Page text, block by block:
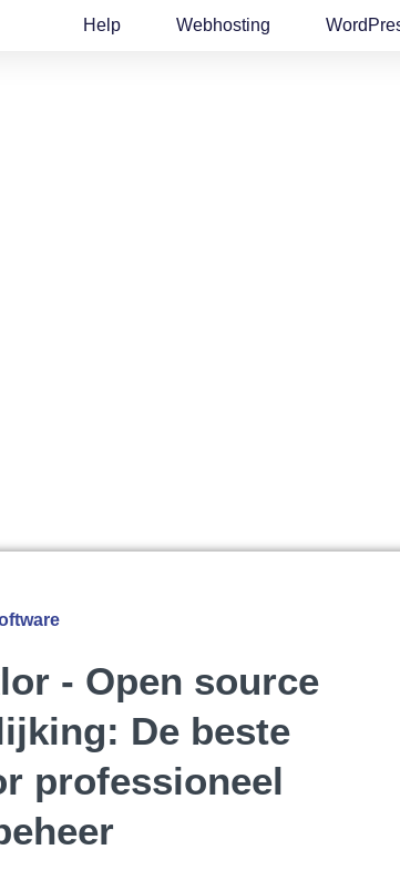
Help Webhosting
- Open source
De beste
professioneel